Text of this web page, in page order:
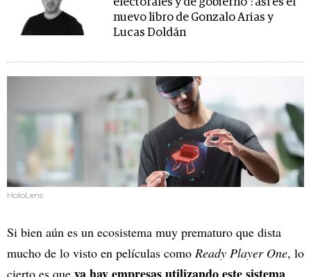
nuevo libro de Gonzalo Arias y
Lucas Doldán
HoloLens
Si bien aún es un ecosistema muy prematuro que dista
mucho de lo visto en películas como Ready Player One, lo
cierto es que